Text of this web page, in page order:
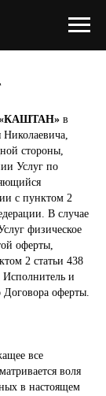
«КАШТАН» в
Николаевича,
стороны,
Услуг по
с пунктом 2
В случае
физическое
оферты,
2 статьи 438
Исполнитель и
Договора оферты.
все
воля
в настоящем